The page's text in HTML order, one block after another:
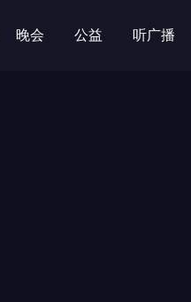
晚会 公益 听广播